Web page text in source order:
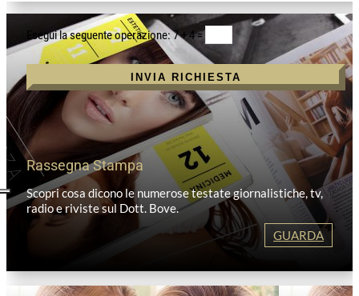
7 + 4=
INVIA RICHIESTA
Rassegna Stampa
Scopri cosa dicono le numerose testate giornalistiche, tv,
radio e riviste sul Dott. Bove.
GUARDA